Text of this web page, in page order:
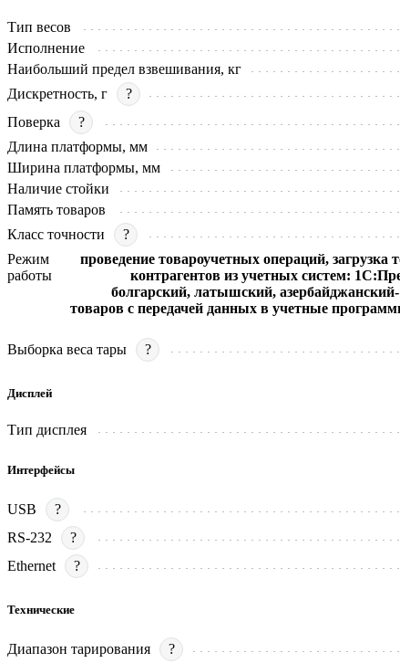
Тип весов
Исполнение
Наибольший предел взвешивания, кг
Дискретность, г
?
Поверка
?
Длина платформы, мм
Ширина платформы, мм
Наличие стойки
Память товаров
Класс точности
?
Режим
работы
проведение товароучетных операций,
контрагентов из учетных систем:
болгарский, латышский,
товаров с передачей данных в учетные
Выборка веса тары ?
Дисплей
Тип дисплея
Интерфейсы
USB
?
RS-232
?
Ethernet
?
Технические
Диапазон тарирования ?